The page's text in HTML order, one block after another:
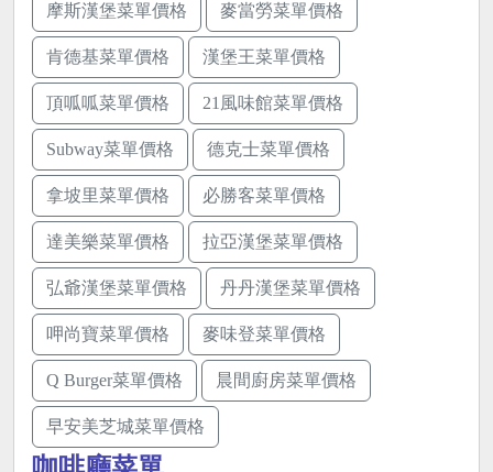
摩斯漢堡菜單價格 麥當勞菜單價格
肯德基菜單價格 漢堡王菜單價格
頂呱呱菜單價格 21風味館菜單價格
Subway菜單價格 德克士菜單價格
拿坡里菜單價格 必勝客菜單價格
達美樂菜單價格 拉亞漢堡菜單價格
弘爺漢堡菜單價格 丹丹漢堡菜單價格
呷尚寶菜單價格 麥味登菜單價格
Q Burger菜單價格 晨間廚房菜單價格
早安美芝城菜單價格